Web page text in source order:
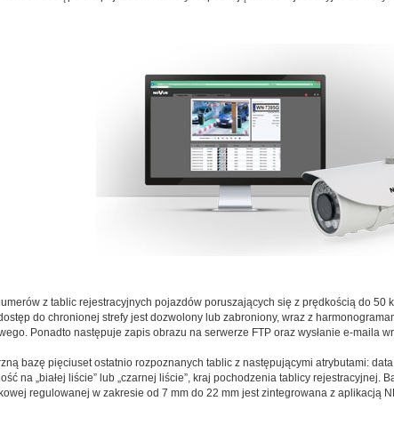
z tablic rejestracyjnych pojazdów poruszających się z prędkością do
do chronionej strefy jest dozwolony lub zabroniony, wraz z
Ponadto następuje zapis obrazu na serwerze FTP oraz wysłanie e-maila
bazę pięciuset ostatnio rozpoznanych tablic z następującymi atrybutami:
na „białej liście” lub „czarnej liście”, kraj pochodzenia tablicy
regulowanej w zakresie od 7 mm do 22 mm jest zintegrowana z aplikacją